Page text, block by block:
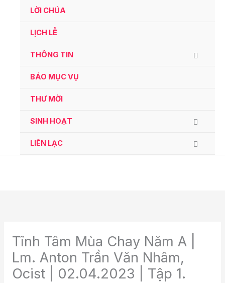
LỜI CHÚA
LỊCH LỄ
THÔNG TIN
BÁO MỤC VỤ
THƯ MỜI
SINH HOẠT
LIÊN LẠC
Tĩnh Tâm Mùa Chay Năm A |
Lm. Anton Trần Văn Nhâm,
Ocist | 02.04.2023 | Tập 1.